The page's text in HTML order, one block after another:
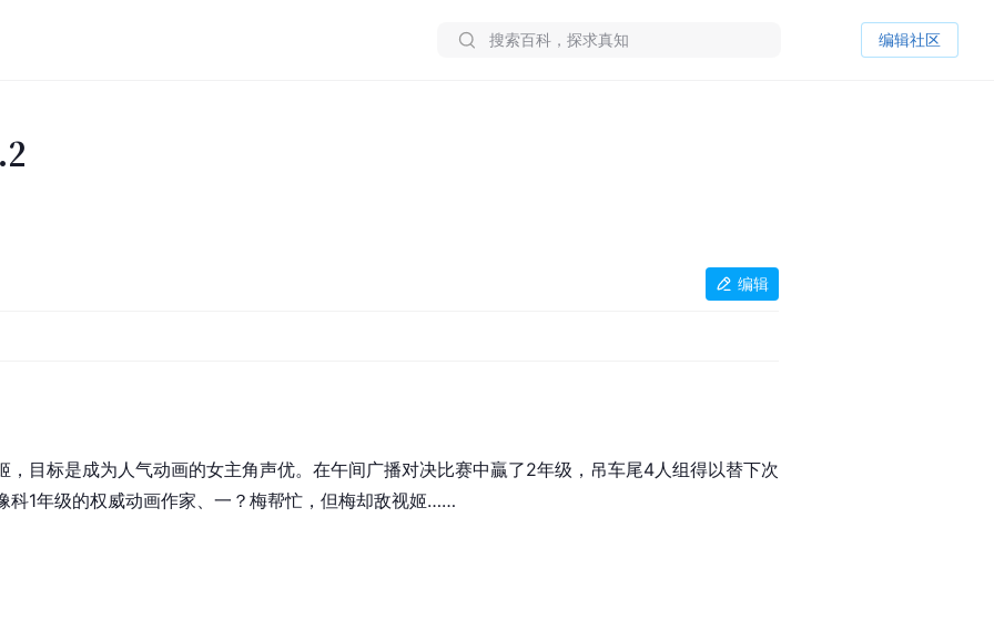
编辑社区
编辑
，目标是成为人气动画的女主角声优。在午间广播对决比赛中贏了2年级，吊车尾4人组得以替下次
科1年级的权威动画作家、一？梅帮忙，但梅却敌视姬……